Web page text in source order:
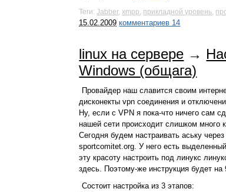
Теги:Jabber,xmpp, прикладной уровень,
15.02.2009 комментариев 14
linux на сервере →
Windows (общага)
Провайдер наш славится своим
дисконекты vpn соединения и
Ну, если с VPN я пока-что ничего сам
нашей сети происходит слишком много
Сегодня будем настраивать аську
sportcomitet.org. У него есть
эту красоту настроить под линукс
здесь. Поэтому-же инструкция будет на
Состоит настройка из 3 этапов: